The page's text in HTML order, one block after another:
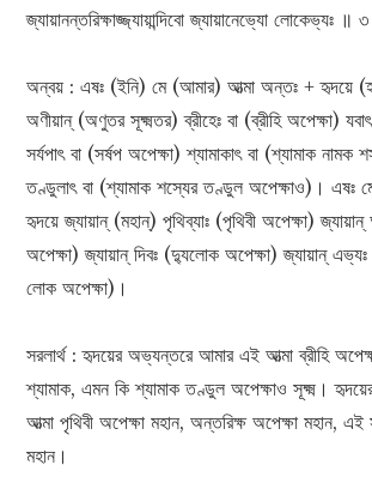
জ্যায়ানন্তরিক্ষাজ্জ্যায়ান্দিবো জ্যায়ানেভ্যো লোকেভ্যঃ ॥ ৩
অন্বয় : এষঃ (ইনি) মে (আমার) আত্মা অন্তঃ + হৃদয়ে
অণীয়ান্ (অণুতর সূক্ষ্মতর) ব্রীহেঃ বা (ব্রীহি অপেক্ষা)
সর্যপাৎ বা (সর্ষপ অপেক্ষা) শ্যামাকাৎ বা (শ্যামাক
তণ্ডুলাৎ বা (শ্যামাক শস্যের তণ্ডুল অপেক্ষাও)। এষঃ
হৃদয়ে জ্যায়ান্ (মহান্‌) পৃথিব্যাঃ (পৃথিবী অপেক্ষা)
অপেক্ষা) জ্যায়ান্ দিবঃ (দ্যুলোক অপেক্ষা) জ্যায়ান্
লোক অপেক্ষা)।
সরলার্থ : হৃদয়ের অভ্যন্তরে আমার এই আত্মা ব্রীহি
শ্যামাক, এমন কি শ্যামাক তণ্ডুল অপেক্ষাও সূক্ষ্ম।
আত্মা পৃথিবী অপেক্ষা মহান, অন্তরিক্ষ অপেক্ষা মহান,
মহান।